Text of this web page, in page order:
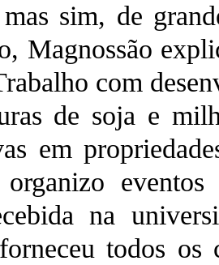
sim, de
Magnossão
com
de soja e
em
organizo
na
todos os